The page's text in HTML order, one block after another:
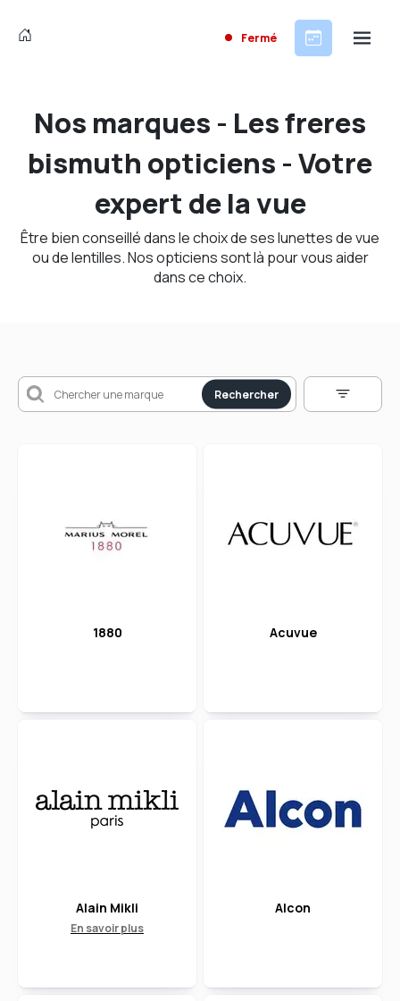
Fermé
Nos marques - Les freres
bismuth opticiens - Votre
expert de la vue
Être bien conseillé dans le choix de ses lunettes de vue
ou de lentilles. Nos opticiens sont là pour vous aider
dans ce choix.
Rechercher
1880 Acuvue
Alain Mikli
En savoir plus
Alcon